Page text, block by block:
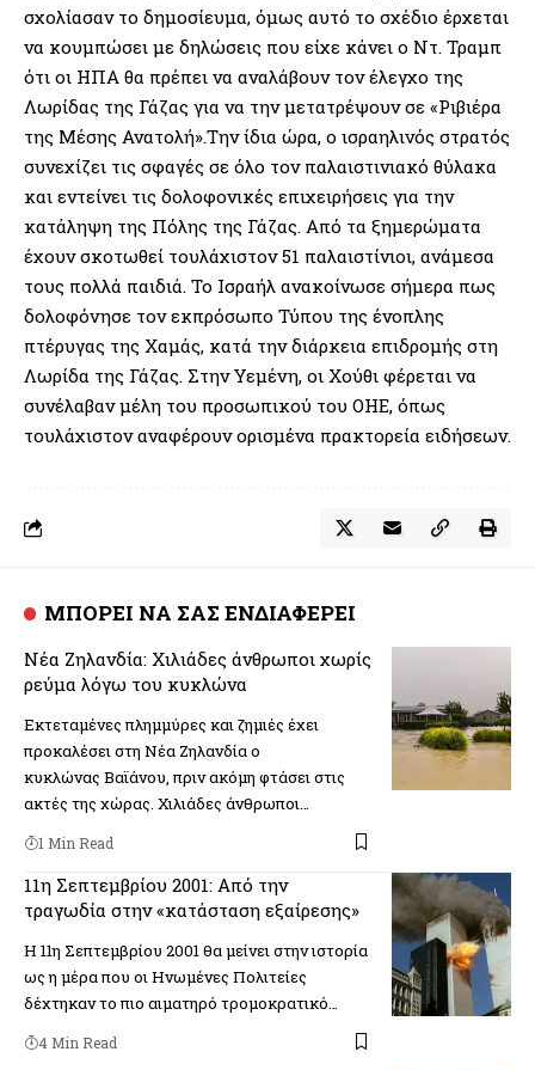
σχολίασαν το δημοσίευμα, όμως αυτό το σχέδιο έρχεται
να κουμπώσει με δηλώσεις που είχε κάνει ο Ντ. Τραμπ
ότι οι ΗΠΑ θα πρέπει να αναλάβουν τον έλεγχο της
Λωρίδας της Γάζας για να την μετατρέψουν σε «Ριβιέρα
της Μέσης Ανατολή».Την ίδια ώρα, ο ισραηλινός στρατός
συνεχίζει τις σφαγές σε όλο τον παλαιστινιακό θύλακα
και εντείνει τις δολοφονικές επιχειρήσεις για την
κατάληψη της Πόλης της Γάζας. Από τα ξημερώματα
έχουν σκοτωθεί τουλάχιστον 51 παλαιστίνιοι, ανάμεσα
τους πολλά παιδιά. Το Ισραήλ ανακοίνωσε σήμερα πως
δολοφόνησε τον εκπρόσωπο Τύπου της ένοπλης
πτέρυγας της Χαμάς, κατά την διάρκεια επιδρομής στη
Λωρίδα της Γάζας. Στην Υεμένη, οι Χούθι φέρεται να
συνέλαβαν μέλη του προσωπικού του ΟΗΕ, όπως
τουλάχιστον αναφέρουν ορισμένα πρακτορεία ειδήσεων.
ΜΠΟΡΕΙ ΝΑ ΣΑΣ ΕΝΔΙΑΦΕΡΕΙ
Νέα Ζηλανδία: Χιλιάδες άνθρωποι χωρίς
ρεύμα λόγω του κυκλώνα
Εκτεταμένες πλημμύρες και ζημιές έχει
προκαλέσει στη Νέα Ζηλανδία ο
κυκλώνας Βαϊάνου, πριν ακόμη φτάσει στις
ακτές της χώρας. Χιλιάδες άνθρωποι…
1 Min Read
11η Σεπτεμβρίου 2001: Από την
τραγωδία στην «κατάσταση εξαίρεσης»
Η 11η Σεπτεμβρίου 2001 θα μείνει στην ιστορία
ως η μέρα που οι Ηνωμένες Πολιτείες
δέχτηκαν το πιο αιματηρό τρομοκρατικό…
4 Min Read